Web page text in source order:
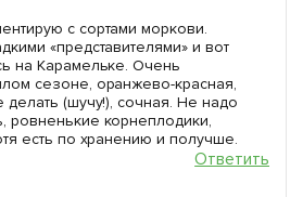
с сортами моркови.
«представителями» и вот
на Карамельке. Очень
сезоне, оранжево-красная,
(шучу!), сочная. Не надо
ровненькие корнеплодики,
есть по хранению и получше.
Ответить